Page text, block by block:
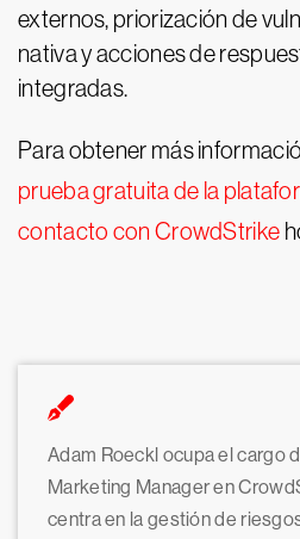
externos, priorización de
nativa y acciones de
integradas.
Para obtener más
prueba gratuita de la
contacto con CrowdStrike
Adam Roeckl ocupa el cargo
Marketing Manager en
centra en la gestión de